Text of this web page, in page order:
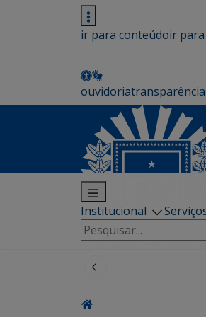
ir para conteúdoir
ouvidoriatransparência
Institucional
Pesquisar
por: